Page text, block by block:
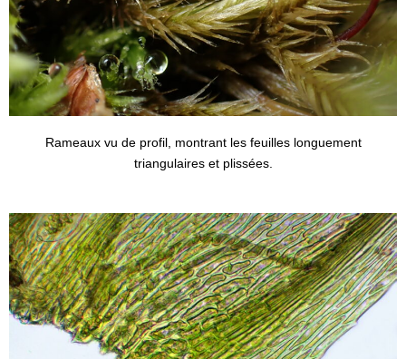
Rameaux vu de profil, montrant les feuilles longuement
triangulaires et plissées.